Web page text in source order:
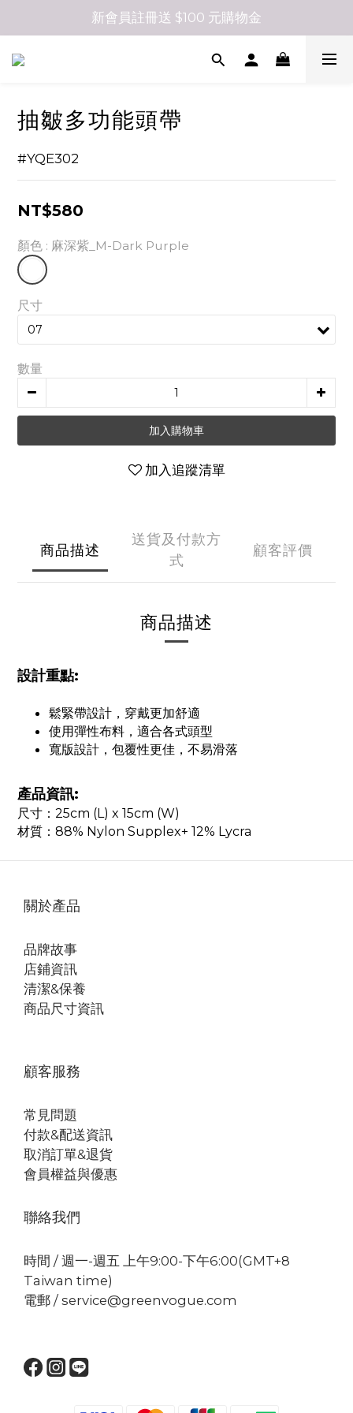
新會員註冊送 $100 元購物金
抽皺多功能頭帶
#YQE302
NT$580
顏色 : 麻深紫_M-Dark Purple
尺寸
數量
加入購物車
加入追蹤清單
商品描述
送貨及付款方
式
顧客評價
商品描述
設計重點:
鬆緊帶設計，穿戴更加舒適
使用彈性布料，適合各式頭型
寬版設計，包覆性更佳，不易滑落
產品資訊:
尺寸：25cm (L) x 15cm (W)
材質：88% Nylon Supplex+ 12% Lycra
關於產品
品牌故事
店鋪資訊
清潔&保養
商品尺寸資訊
顧客服務
常見問題
付款&配送資訊
取消訂單&退貨
會員權益與優惠
聯絡我們
時間 / 週一-週五 上午9:00-下午6:00(GMT+8
Taiwan time)
電郵 / service@greenvogue.com